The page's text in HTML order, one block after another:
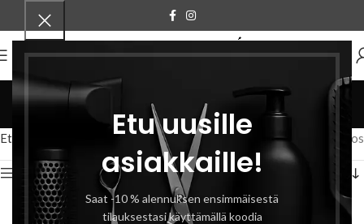
Etu uusille
asiakkaille!
Saat -10 % alennuksen ensimmäisestä
tilauksestasi käyttämällä koodia
VALIKKO
Essu
Tuotteet
Etusivu Tuotteet avainsanalla “Essu” Näytetään ainoa tulos
Näytä sivupalkki